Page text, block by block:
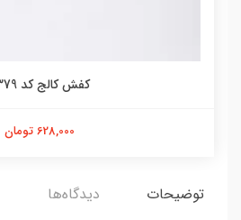
کفش کالج کد 2379
628,000 تومان
توضیحات دیدگاه‌ها